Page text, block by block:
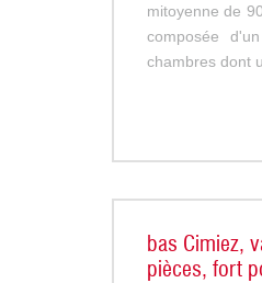
mitoyenne de
composée
chambres dont
bas Cimiez,
pièces, fort